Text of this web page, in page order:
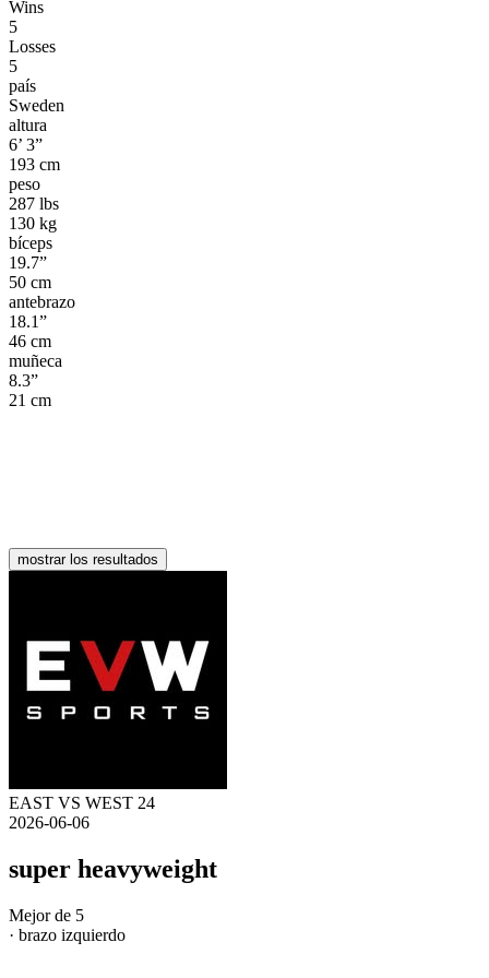
Wins
5
Losses
5
país
Sweden
altura
6’ 3”
193 cm
peso
287 lbs
130 kg
bíceps
19.7”
50 cm
antebrazo
18.1”
46 cm
muñeca
8.3”
21 cm
mostrar los resultados
EAST VS WEST 24
2026-06-06
super heavyweight
Mejor de 5
· brazo izquierdo